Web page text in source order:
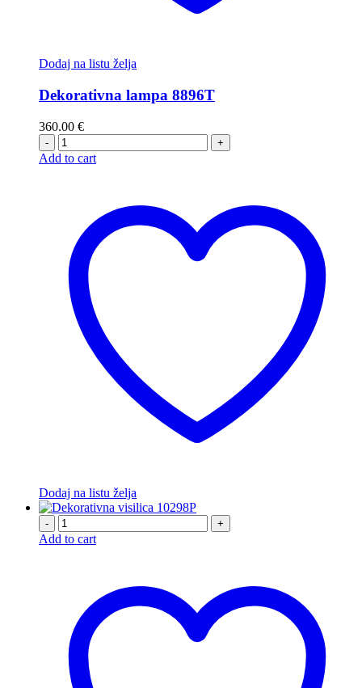
Dodaj na listu želja
Dekorativna lampa 8896T
360.00 €
- +
Add to cart
Dodaj na listu želja
- +
Add to cart